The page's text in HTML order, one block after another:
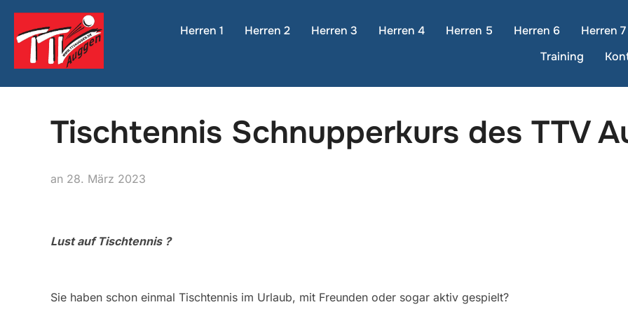
Zum
Inhalt
springen
Herren 1 Herren 2 Herren 3 Herren 4 Herren 5 Herren 6 Herren 7
Training
Tischtennis Schnupperkurs des TTV
an Veröffentlicht
28. März 2023
Lust auf Tischtennis ?
Sie haben schon einmal Tischtennis im Urlaub, mit Freunden oder sogar aktiv gespielt?